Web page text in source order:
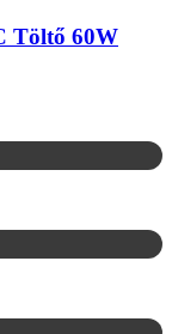
Töltő 60W